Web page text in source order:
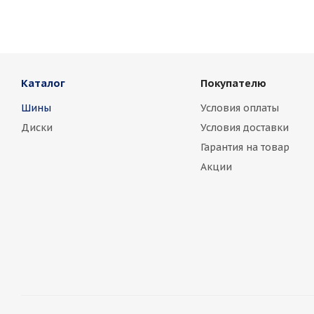
Nissan
Rover
Toyota
Каталог
Шины
Диски
Покупателю
Условия оплаты
Условия доставки
Гарантия на товар
Акции